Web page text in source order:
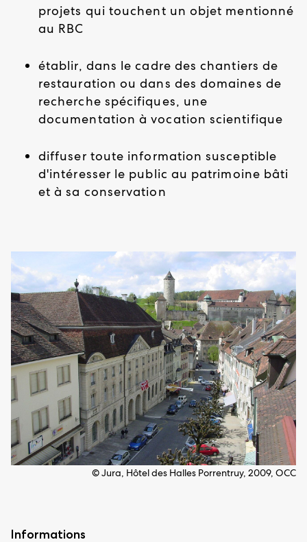
projets qui touchent un objet mentionné
au RBC
établir, dans le cadre des chantiers de
restauration ou dans des domaines de
recherche spécifiques, une
documentation à vocation scientifique
diffuser toute information susceptible
d'intéresser le public au patrimoine bâti
et à sa conservation
© Jura, Hôtel des Halles Porrentruy, 2009, OCC
Informations